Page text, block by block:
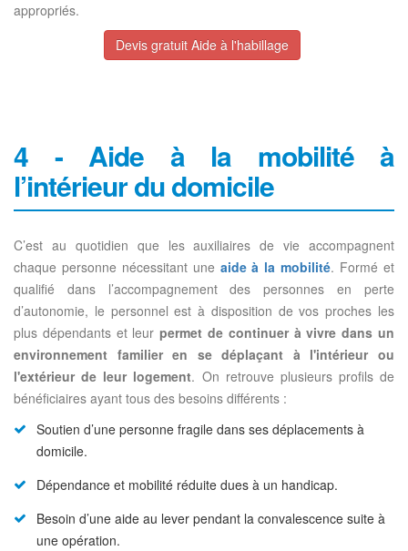
appropriés.
Devis gratuit Aide à l'habillage
4 - Aide à la mobilité à
l’intérieur du domicile
C’est au quotidien que les auxiliaires de vie accompagnent
chaque personne nécessitant une aide à la mobilité. Formé et
qualifié dans l’accompagnement des personnes en perte
d’autonomie, le personnel est à disposition de vos proches les
plus dépendants et leurpermet de continuer à vivre dans un
environnement familier en se déplaçant à l'intérieur ou
l'extérieur de leur logement. On retrouve plusieurs profils de
bénéficiaires ayant tous des besoins différents :
Soutien d’une personne fragile dans ses déplacements à
domicile.
Dépendance et mobilité réduite dues à un handicap.
Besoin d’une aide au lever pendant la convalescence suite à
une opération.